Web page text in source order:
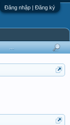
Đăng nhập | Đăng ký